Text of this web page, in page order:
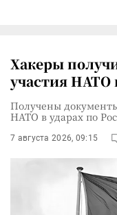
Хакеры
участия НАТО
Получены
НАТО в ударах по
7 августа 2026, 09:15